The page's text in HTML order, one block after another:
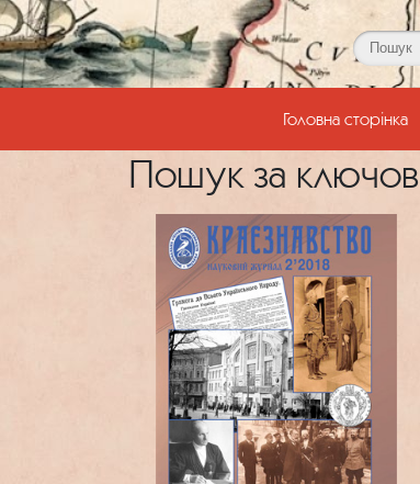
Головна сторінка
Пошук за